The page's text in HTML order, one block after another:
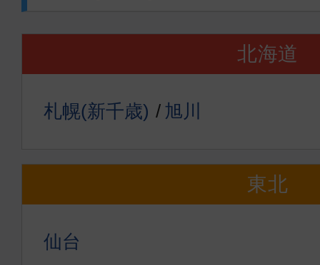
北海道
札幌(新千歳) 旭川
東北
仙台